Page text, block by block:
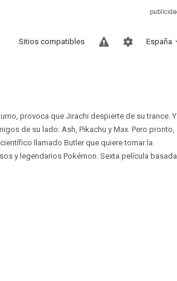
España
Sitios compatibles
provoca que Jirachi despierte de su trance. Y
de su lado: Ash, Pikachu y Max. Pero pronto,
llamado Butler que quiere tomar la
y legendarios Pokémon. Sexta película basada